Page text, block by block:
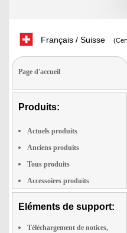
Français / Suisse
Page d'accueil
Produits:
Actuels produits
Anciens produits
Tous produits
Accessoires produits
Eléments de support:
Téléchargement de notices,